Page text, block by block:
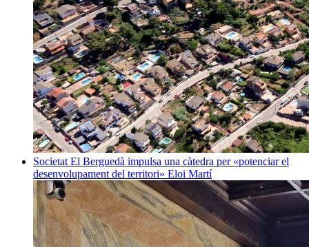
Societat El Berguedà impulsa una càtedra per «potenciar el
desenvolupament del territori» Eloi Martí